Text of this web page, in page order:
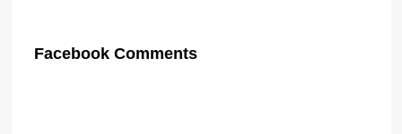
Facebook Comments